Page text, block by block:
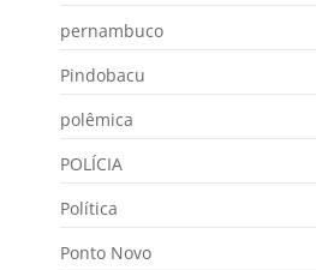
pernambuco
Pindobacu
polêmica
POLÍCIA
Política
Ponto Novo